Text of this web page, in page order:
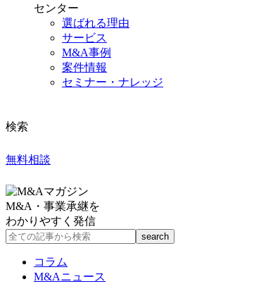
センター
選ばれる理由
サービス
M&A事例
案件情報
セミナー・ナレッジ
検索
無料相談
M&A・事業承継を
わかりやすく発信
コラム
M&Aニュース